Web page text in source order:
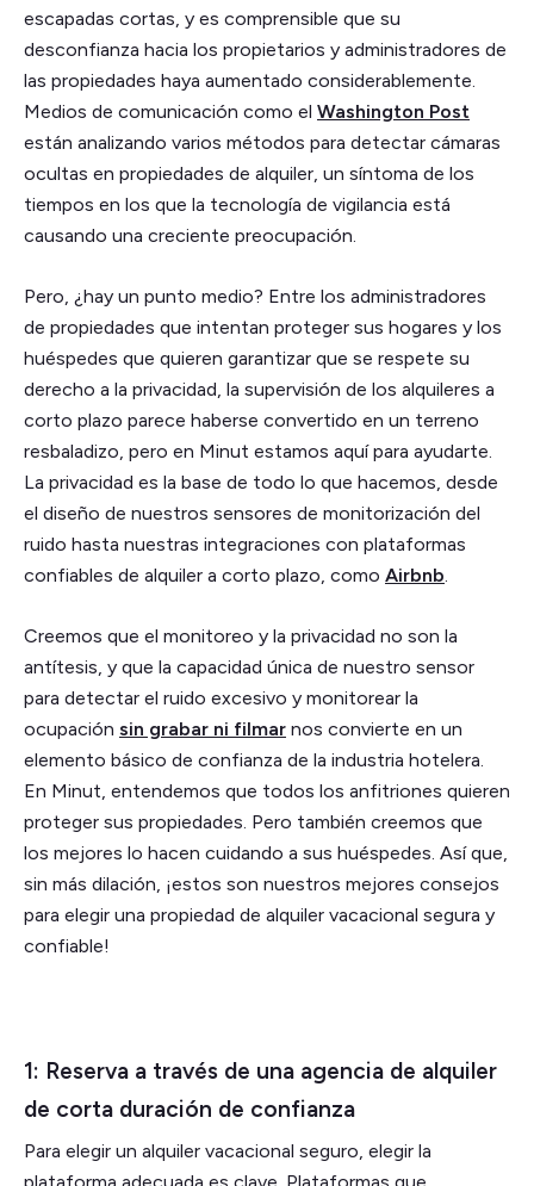
escapadas cortas, y es comprensible que su
desconfianza hacia los propietarios y administradores de
las propiedades haya aumentado considerablemente.
Medios de comunicación como el Washington Post
están analizando varios métodos para detectar cámaras
ocultas en propiedades de alquiler, un síntoma de los
tiempos en los que la tecnología de vigilancia está
causando una creciente preocupación.
Pero, ¿hay un punto medio? Entre los administradores
de propiedades que intentan proteger sus hogares y los
huéspedes que quieren garantizar que se respete su
derecho a la privacidad, la supervisión de los alquileres a
corto plazo parece haberse convertido en un terreno
resbaladizo, pero en Minut estamos aquí para ayudarte.
La privacidad es la base de todo lo que hacemos, desde
el diseño de nuestros sensores de monitorización del
ruido hasta nuestras integraciones con plataformas
confiables de alquiler a corto plazo, como Airbnb
Creemos que el monitoreo y la privacidad no son la
antítesis, y que la capacidad única de nuestro sensor
para detectar el ruido excesivo y monitorear la
ocupación sin grabar ni filmar nos convierte en un
elemento básico de confianza de la industria hotelera.
En Minut, entendemos que todos los anfitriones quieren
proteger sus propiedades. Pero también creemos que
los mejores lo hacen cuidando a sus huéspedes. Así que,
sin más dilación, ¡estos son nuestros mejores consejos
para elegir una propiedad de alquiler vacacional segura y
confiable!
1: Reserva a través de una agencia de alquiler
de corta duración de confianza
Para elegir un alquiler vacacional seguro, elegir la
plataforma adecuada es clave. Plataformas que